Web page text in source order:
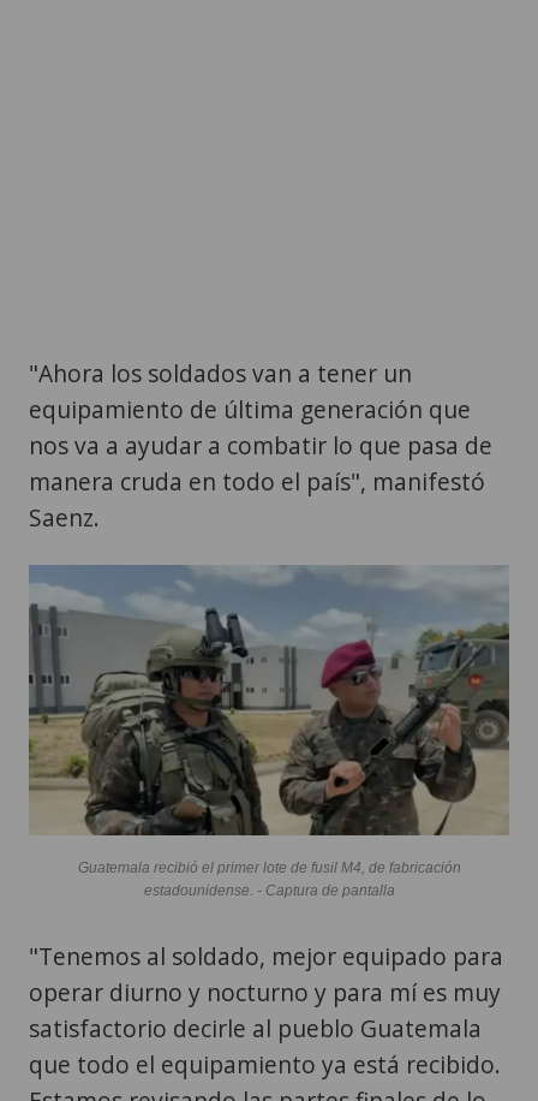
"Ahora los soldados van a tener un
equipamiento de última generación que
nos va a ayudar a combatir lo que pasa de
manera cruda en todo el país", manifestó
Saenz.
Guatemala recibió el primer lote de fusil M4, de fabricación
estadounidense. - Captura de pantalla
"Tenemos al soldado, mejor equipado para
operar diurno y nocturno y para mí es muy
satisfactorio decirle al pueblo Guatemala
que todo el equipamiento ya está recibido.